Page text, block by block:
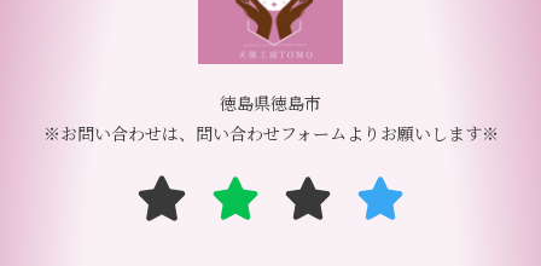
徳島県徳島市
※お問い合わせは、問い合わせフォームよりお願いします※